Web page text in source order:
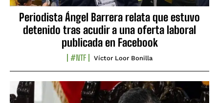
Periodista Ángel Barrera relata que estuvo
detenido tras acudir a una oferta laboral
publicada en Facebook
#NTF Víctor Loor Bonilla